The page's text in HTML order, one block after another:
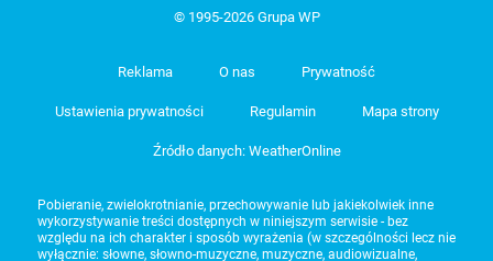
© 1995-2026 Grupa WP
Reklama O nas Prywatność
Ustawienia prywatności Regulamin Mapa strony
Źródło danych: WeatherOnline
Pobieranie, zwielokrotnianie, przechowywanie lub jakiekolwiek inne
wykorzystywanie treści dostępnych w niniejszym serwisie - bez
względu na ich charakter i sposób wyrażenia (w szczególności lecz nie
wyłącznie: słowne, słowno-muzyczne, muzyczne, audiowizualne,